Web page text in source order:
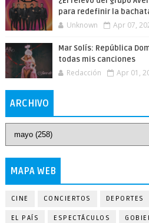
para redefinir la
Unknown Apr 07,
Mar Solís: República
todas mis canciones
Redacción Apr 01,
ARCHIVO
MAPA WEB
CINE CONCIERTOS DEPORTES
EL PAÍS ESPECTÁCULOS